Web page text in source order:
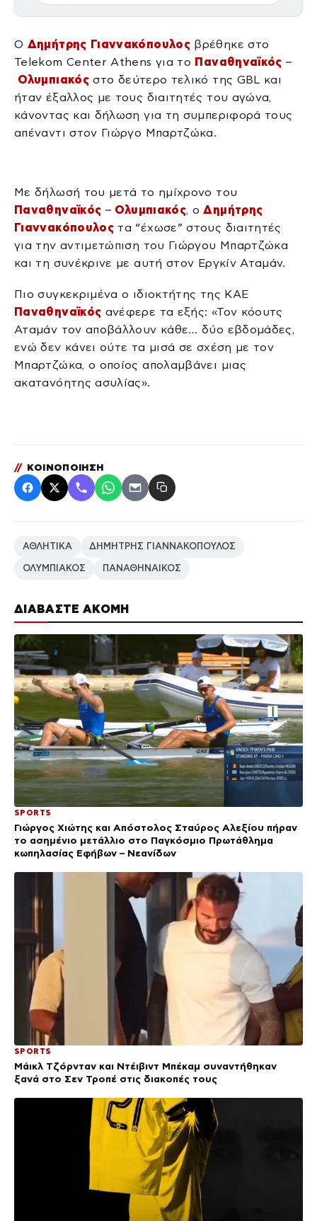
ΔΙΑΒΑΣΤΕ ΑΚΟΜΗ
SPORTS
Γιώργος Χιώτης και Απόστολος Σταύρος Αλεξίου πήραν
το ασημένιο μετάλλιο στο Παγκόσμιο Πρωτάθλημα
κωπηλασίας Εφήβων – Νεανίδων
SPORTS
Μάικλ Τζόρνταν και Ντέιβιντ Μπέκαμ συναντήθηκαν
ξανά στο Σεν Τροπέ στις διακοπές τους
Ο Δημήτρης Γιαννακόπουλος βρέθηκε στο
Telekom Center Athens για το Παναθηναϊκός –
Ολυμπιακόςστο δεύτερο τελικό της GBL και
ήταν έξαλλος με τους διαιτητές του αγώνα,
κάνοντας και δήλωση για τη συμπεριφορά τους
απέναντι στον Γιώργο Μπαρτζώκα.
Με δήλωσή του μετά το ημίχρονο του
Παναθηναϊκός – Ολυμπιακός, οΔημήτρης
Γιαννακόπουλος τα “έχωσε” στους διαιτητές
για την αντιμετώπιση του Γιώργου Μπαρτζώκα
και τη συνέκρινε με αυτή στον Εργκίν Αταμάν.
Πιο συγκεκριμένα ο ιδιοκτήτης της ΚΑΕ
Παναθηναϊκός ανέφερε τα εξής: «Τον κόουτς
Αταμάν τον αποβάλλουν κάθε… δύο εβδομάδες,
ενώ δεν κάνει ούτε τα μισά σε σχέση με τον
Μπαρτζώκα, ο οποίος απολαμβάνει μιας
ακατανόητης ασυλίας».
// ΚΟΙΝΟΠΟΙΗΣΗ
ΑΘΛΗΤΙΚΑ ΔΗΜΗΤΡΗΣ ΓΙΑΝΝΑΚΟΠΟΥΛΟΣ
ΟΛΥΜΠΙΑΚΟΣ ΠΑΝΑΘΗΝΑΙΚΟΣ